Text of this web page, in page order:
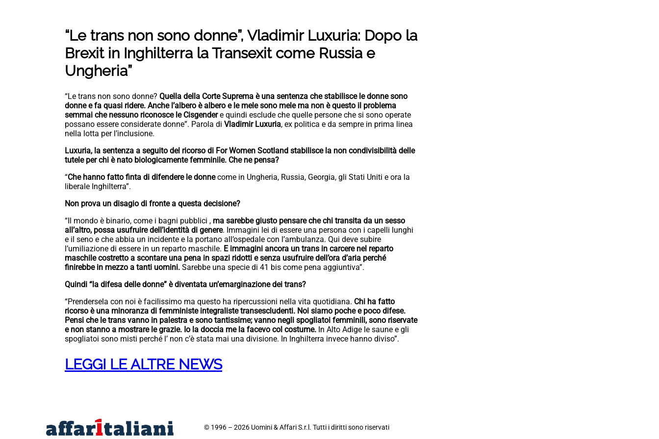
“Le trans non sono donne”, Vladimir Luxuria: Dopo la
Brexit in Inghilterra la Transexit come Russia e
Ungheria”
“Le trans non sono donne? Quella della Corte Suprema è una sentenza che stabilisce le donne sono
donne e fa quasi ridere. Anche l’albero è albero e le mele sono mele ma non è questo il problema
semmai che nessuno riconosce le Cisgendere quindi esclude che quelle persone che si sono operate
possano essere considerate donne”. Parola di Vladimir Luxuria, ex politica e da sempre in prima linea
nella lotta per l’inclusione.
Luxuria, la sentenza a seguito del ricorso di For Women Scotland stabilisce la non condivisibilità delle
tutele per chi è nato biologicamente femminile. Che ne pensa?
“Che hanno fatto finta di difendere le donnecome in Ungheria, Russia, Georgia, gli Stati Uniti e ora la
liberale Inghilterra”.
Non prova un disagio di fronte a questa decisione?
“Il mondo è binario, come i bagni pubblici , ma sarebbe giusto pensare che chi transita da un sesso
all’altro, possa usufruire dell’identità di genere. Immagini lei di essere una persona con i capelli lunghi
e il seno e che abbia un incidente e la portano all’ospedale con l’ambulanza. Qui deve subire
l’umiliazione di essere in un reparto maschile. E immagini ancora un trans in carcere nel reparto
maschile costretto a scontare una pena in spazi ridotti e senza usufruire dell’ora d’aria perché
finirebbe in mezzo a tanti uomini. Sarebbe una specie di 41 bis come pena aggiuntiva”.
Quindi “la difesa delle donne” è diventata un’emarginazione dei trans?
“Prendersela con noi è facilissimo ma questo ha ripercussioni nella vita quotidiana. Chi ha fatto
ricorso è una minoranza di femministe integraliste transescludenti. Noi siamo poche e poco difese.
Pensi che le trans vanno in palestra e sono tantissime; vanno negli spogliatoi femminili, sono riservate
e non stanno a mostrare le grazie. Io la doccia me la facevo col costume. In Alto Adige le saune e gli
spogliatoi sono misti perché l’ non c’è stata mai una divisione. In Inghilterra invece hanno diviso”.
LEGGI LE ALTRE NEWS
© 1996 – 2026 Uomini & Affari S.r.l. Tutti i diritti sono riservati